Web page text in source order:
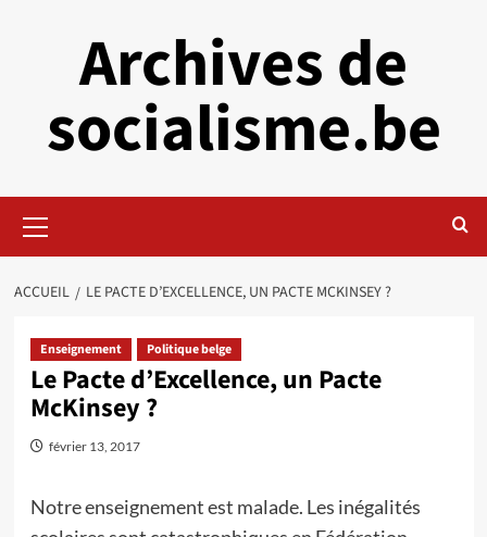
Archives de
socialisme.be
principal
ACCUEIL LE PACTE D’EXCELLENCE, UN PACTE MCKINSEY ?
Enseignement Politique belge
Le Pacte d’Excellence, un Pacte
McKinsey ?
février 13, 2017
Notre enseignement est malade. Les inégalités